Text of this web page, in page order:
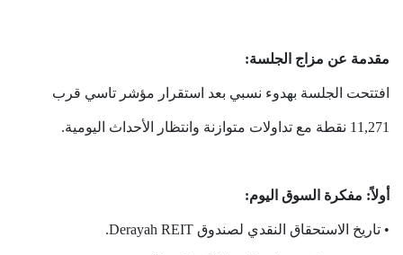
مقدمة عن مزاج الجلسة:
افتتحت الجلسة بهدوء نسبي بعد استقرار مؤشر تاسي قرب
11,271 نقطة مع تداولات متوازنة وانتظار الأحداث اليومية.
أولاً: مفكرة السوق اليوم:
• تاريخ الاستحقاق النقدي لصندوق Derayah REIT.